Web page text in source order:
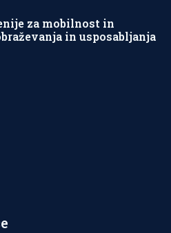
za mobilnost in
in usposabljanja